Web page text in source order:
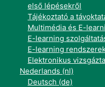
első lépésekről
Tájékoztató a
Multimédia és E-
E-learning
E-learning
Elektronikus
Nederlands ‎(nl)‎
Deutsch ‎(de)‎